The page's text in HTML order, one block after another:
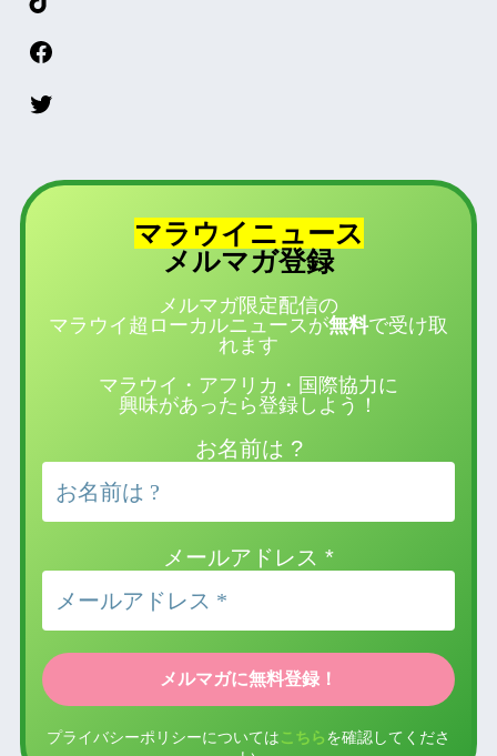
マラウイニュース
メルマガ登録
メルマガ限定配信の
マラウイ超ローカルニュースが無料で受け取
れます
マラウイ・アフリカ・国際協力に
興味があったら登録しよう！
お名前は ?
メールアドレス *
プライバシーポリシーについては こちら を確認してくださ